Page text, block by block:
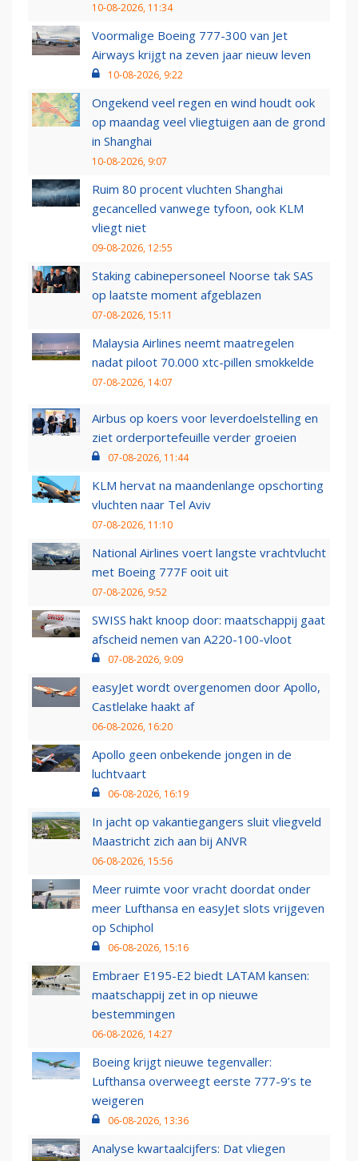
10-08-2026, 11:34
Voormalige Boeing 777-300 van Jet
Airways krijgt na zeven jaar nieuw leven
10-08-2026, 9:22
Ongekend veel regen en wind houdt ook
op maandag veel vliegtuigen aan de grond
in Shanghai
10-08-2026, 9:07
Ruim 80 procent vluchten Shanghai
gecancelled vanwege tyfoon, ook KLM
vliegt niet
09-08-2026, 12:55
Staking cabinepersoneel Noorse tak SAS
op laatste moment afgeblazen
07-08-2026, 15:11
Malaysia Airlines neemt maatregelen
nadat piloot 70.000 xtc-pillen smokkelde
07-08-2026, 14:07
Airbus op koers voor leverdoelstelling en
ziet orderportefeuille verder groeien
07-08-2026, 11:44
KLM hervat na maandenlange opschorting
vluchten naar Tel Aviv
07-08-2026, 11:10
National Airlines voert langste vrachtvlucht
met Boeing 777F ooit uit
07-08-2026, 9:52
SWISS hakt knoop door: maatschappij gaat
afscheid nemen van A220-100-vloot
07-08-2026, 9:09
easyJet wordt overgenomen door Apollo,
Castlelake haakt af
06-08-2026, 16:20
Apollo geen onbekende jongen in de
luchtvaart
06-08-2026, 16:19
In jacht op vakantiegangers sluit vliegveld
Maastricht zich aan bij ANVR
06-08-2026, 15:56
Meer ruimte voor vracht doordat onder
meer Lufthansa en easyJet slots vrijgeven
op Schiphol
06-08-2026, 15:16
Embraer E195-E2 biedt LATAM kansen:
maatschappij zet in op nieuwe
bestemmingen
06-08-2026, 14:27
Boeing krijgt nieuwe tegenvaller:
Lufthansa overweegt eerste 777-9’s te
weigeren
06-08-2026, 13:36
Analyse kwartaalcijfers: Dat vliegen